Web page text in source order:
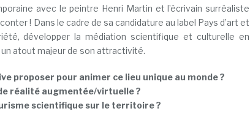
avec le peintre Henri Martin et l’écrivain surréaliste
! Dans le cadre de sa candidature au label Pays d’art et
développer la médiation scientifique et culturelle en
atout majeur de son attractivité.
proposer pour animer ce lieu unique au monde ?
réalité augmentée/virtuelle ?
scientifique sur le territoire ?